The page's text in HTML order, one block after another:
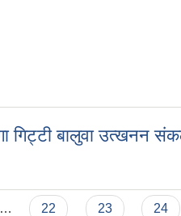
गिट्टी बालुवा उत्खनन
… 22 23 24